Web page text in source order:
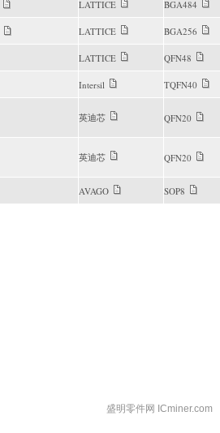
LATTICE BGA484
LATTICE BGA256
LATTICE QFN48
Intersil TQFN40
英迪芯 QFN20
英迪芯 QFN20
AVAGO SOP8
盛明零件网 ICminer.com